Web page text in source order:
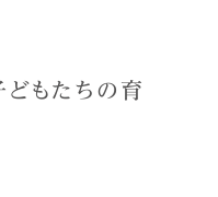
もたちの育